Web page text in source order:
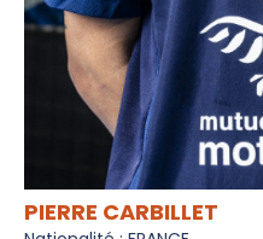
PIERRE CARBILLET